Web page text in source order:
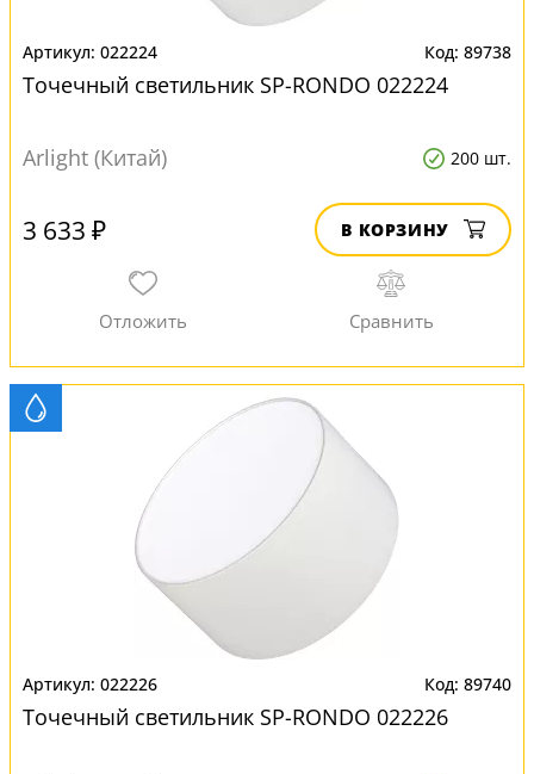
022224 89738
Точечный светильник SP-RONDO 022224
Arlight (Китай) 200 шт.
3 633 ₽ В КОРЗИНУ
022226 89740
Точечный светильник SP-RONDO 022226